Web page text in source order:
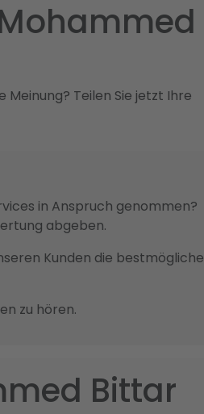
Teilen Sie jetzt Ihre
in Anspruch genommen?
abgeben.
Kunden die bestmögliche
zu hören.
Bittar